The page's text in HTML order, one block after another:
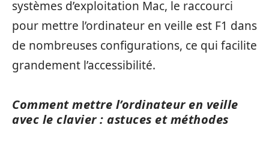
systèmes d’exploitation Mac, le raccourci
pour mettre l’ordinateur en veille est F1 dans
de nombreuses configurations, ce qui facilite
grandement l’accessibilité.
Comment mettre l’ordinateur en veille
avec le clavier : astuces et méthodes